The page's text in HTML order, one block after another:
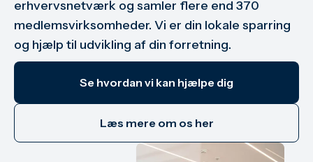
erhvervsnetværk og samler flere end 370
medlemsvirksomheder. Vi er din lokale sparring
og hjælp til udvikling af din forretning.
Se hvordan vi kan hjælpe dig
Læs mere om os her